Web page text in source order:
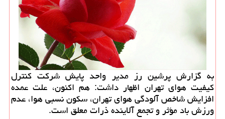
به گزارش پرشین رز مدیر واحد پایش شركت كنترل
كیفیت هوای تهران اظهار داشت: هم اكنون، علت عمده
افزایش شاخص آلودگی هوای تهران، سكون نسبی هوا، عدم
ورزش باد مؤثر و تجمع آلاینده ذرات معلق است.